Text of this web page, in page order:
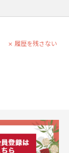
履歴を残さない